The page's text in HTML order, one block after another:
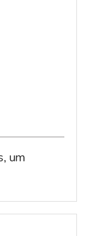
um